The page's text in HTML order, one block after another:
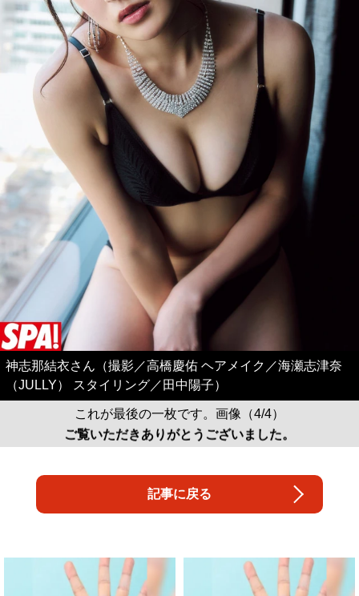
神志那結衣さん（撮影／高橋慶佑 ヘアメイク／海瀬志津奈
（JULLY） スタイリング／田中陽子）
これが最後の一枚です。画像（4/4）
ご覧いただきありがとうございました。
記事に戻る